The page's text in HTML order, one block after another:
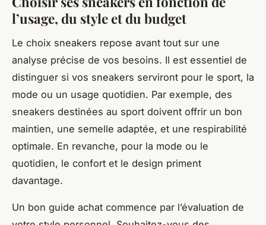
l’usage, du style et du budget
Le choix sneakers repose avant tout sur une
analyse précise de vos besoins. Il est essentiel de
distinguer si vos sneakers serviront pour le sport, la
mode ou un usage quotidien. Par exemple, des
sneakers destinées au sport doivent offrir un bon
maintien, une semelle adaptée, et une respirabilité
optimale. En revanche, pour la mode ou le
quotidien, le confort et le design priment
davantage.
Un bon guide achat commence par l’évaluation de